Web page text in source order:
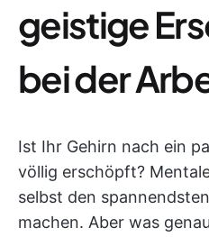
geistige
bei der
Ist Ihr Gehirn nach ein
völlig erschöpft?
selbst den
machen. Aber was